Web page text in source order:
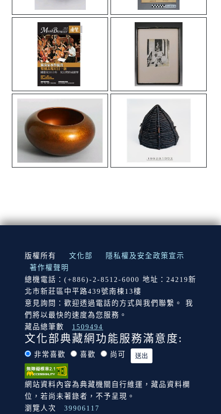
:::
版權所有 文化部
隱私權及安全政策宣示
著作權聲明
總機電話：(+886)-2-8512-6000 地址：24219新
北市新莊區中平路439號南棟13樓
意見詢問：歡迎透過電話的方式與我們聯繫。 我
們將以最快的速度為您服務。
藏品總筆數
1509494
文化部典藏網功能服務滿意度:
非常喜歡 喜歡 尚可
網站資料內容為典藏機關自行維運，藏品資料欄
位，若尚未著錄者，不予呈現。
瀏覽人次
39906117